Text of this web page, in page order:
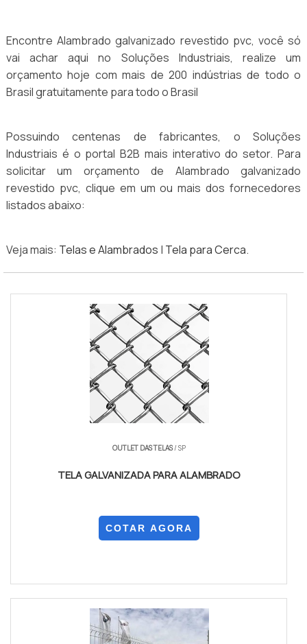
Encontre Alambrado galvanizado revestido pvc, você só
vai achar aqui no Soluções Industriais, realize um
orçamento hoje com mais de 200 indústrias de todo o
Brasil gratuitamente para todo o Brasil
Possuindo centenas de fabricantes, o Soluções
Industriais é o portal B2B mais interativo do setor. Para
solicitar um orçamento de Alambrado galvanizado
revestido pvc, clique em um ou mais dos fornecedores
listados abaixo:
Veja mais: Telas e Alambrados | Tela para Cerca.
OUTLET DAS TELAS/ SP
TELA GALVANIZADA PARA ALAMBRADO
COTAR AGORA